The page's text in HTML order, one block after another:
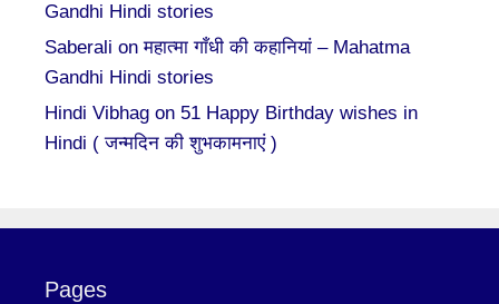
Gandhi Hindi stories
Saberali onमहात्मा गाँधी की कहानियां – Mahatma
Gandhi Hindi stories
Hindi Vibhag on 51 Happy Birthday wishes in
Hindi ( जन्मदिन की शुभकामनाएं )
Pages